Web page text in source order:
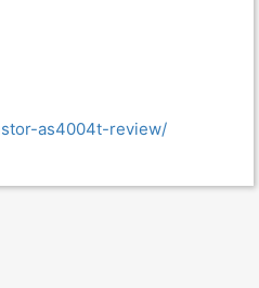
as4004t-review/